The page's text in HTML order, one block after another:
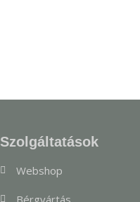
Szolgáltatások
Webshop
Bérgyártás